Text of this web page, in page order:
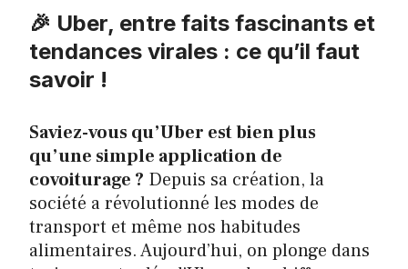
🎉 Uber, entre faits fascinants et
tendances virales : ce qu’il faut
savoir !
Saviez-vous qu’Uber est bien plus
qu’une simple application de
covoiturage ? Depuis sa création, la
société a révolutionné les modes de
transport et même nos habitudes
alimentaires. Aujourd’hui, on plonge dans